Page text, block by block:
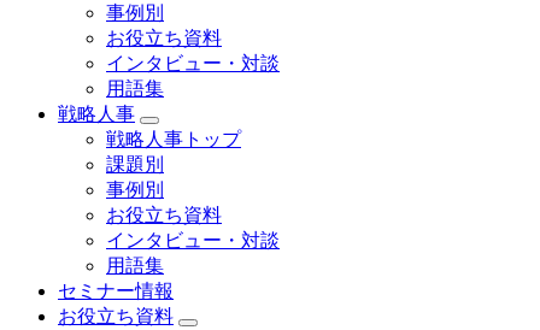
事例別
お役立ち資料
インタビュー・対談
用語集
戦略人事
戦略人事トップ
課題別
事例別
お役立ち資料
インタビュー・対談
用語集
セミナー情報
お役立ち資料